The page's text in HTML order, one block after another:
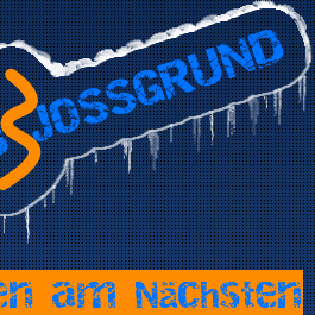
to navigation
am Nächsten